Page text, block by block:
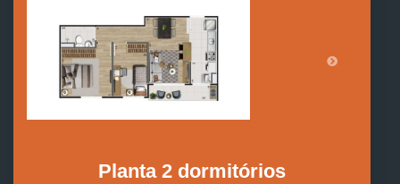
Planta 2 dormitórios